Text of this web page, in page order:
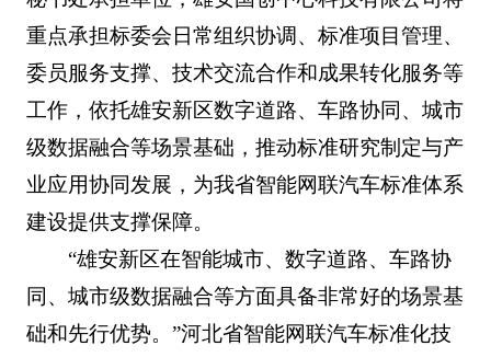
重点承担标委会日常组织协调、标准项目管理、
委员服务支撑、技术交流合作和成果转化服务等
工作，依托雄安新区数字道路、车路协同、城市
级数据融合等场景基础，推动标准研究制定与产
业应用协同发展，为我省智能网联汽车标准体系
建设提供支撑保障。
“雄安新区在智能城市、数字道路、车路协
同、城市级数据融合等方面具备非常好的场景基
础和先行优势。”河北省智能网联汽车标准化技